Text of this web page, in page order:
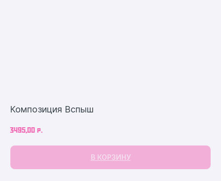
Композиция Вспыш
3495,00 р.
В КОРЗИНУ